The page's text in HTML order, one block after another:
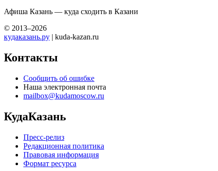
Афиша Казань — куда сходить в Казани
© 2013–2026
кудаказань.ру | kuda-kazan.ru
Контакты
Сообщить об ошибке
Наша электронная почта
mailbox@kudamoscow.ru
КудаКазань
Пресс-релиз
Редакционная политика
Правовая информация
Формат ресурса